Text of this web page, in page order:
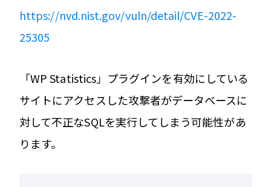
https://nvd.nist.gov/vuln/detail/CVE-2022-
25305
「WP Statistics」プラグインを有効にしている
サイトにアクセスした攻撃者がデータベースに
対して不正なSQLを実行してしまう可能性があ
ります。